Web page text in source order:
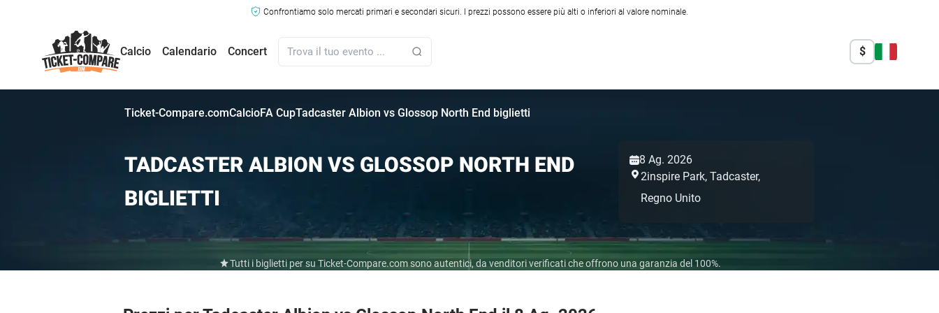
Confrontiamo solo mercati primari e secondari sicuri. I prezzi possono essere più alti o inferiori al valore nominale.
Calcio Calendario Concert $
Ticket-Compare.comCalcioFA CupTadcaster Albion vs Glossop North End biglietti
TADCASTER ALBION VS GLOSSOP NORTH END
BIGLIETTI
8 Ag. 2026
2inspire Park, Tadcaster,
Regno Unito
Tutti i biglietti per su Ticket-Compare.com sono autentici, da venditori verificati che offrono una garanzia del 100%.